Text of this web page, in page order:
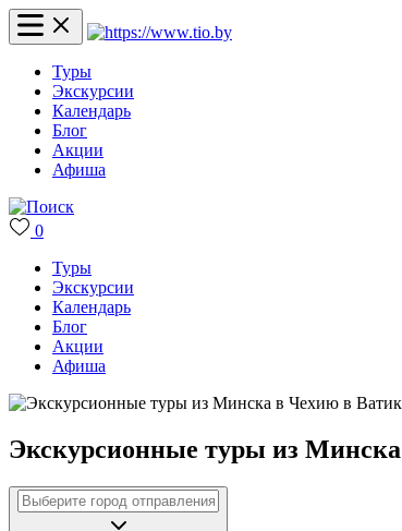
Туры
Экскурсии
Календарь
Блог
Акции
Афиша
0
Туры
Экскурсии
Календарь
Блог
Акции
Афиша
Экскурсионные туры из Минска